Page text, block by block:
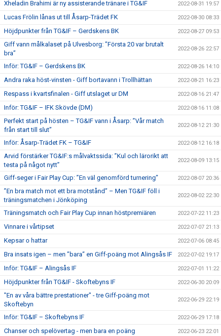
Xheladin Brahimi är ny assisterande tränare i TG&IF 2022-08-31 19:57
Lucas Frölin lånas ut till Åsarp-Trädet FK 2022-08-30 08:33
Höjdpunkter från TG&IF – Gerdskens BK 2022-08-27 09:53
Giff vann målkalaset på Ulvesborg: ”Första 20 var brutalt
bra”
2022-08-26 22:57
Inför: TG&IF – Gerdskens BK 2022-08-26 14:10
Andra raka höst-vinsten - Giff bortavann i Trollhättan 2022-08-21 16:23
Respass i kvartsfinalen - Giff utslaget ur DM 2022-08-16 21:47
Inför: TG&IF – IFK Skövde (DM) 2022-08-16 11:08
Perfekt start på hösten – TG&IF vann i Åsarp: ”Vår match
från start till slut”
2022-08-12 21:30
Inför: Åsarp-Trädet FK – TG&IF 2022-08-12 16:18
Arvid förstärker TG&IF:s målvaktssida: ”Kul och lärorikt att
testa på något nytt”
2022-08-09 13:15
Giff-seger i Fair Play Cup: ”En väl genomförd turnering” 2022-08-07 20:36
”En bra match mot ett bra motstånd” – Men TG&IF föll i
träningsmatchen i Jönköping
2022-08-02 22:30
Träningsmatch och Fair Play Cup innan höstpremiären 2022-07-22 11:23
Vinnare i vårtipset 2022-07-07 21:13
Kepsar o hattar 2022-07-06 08:45
Bra insats igen – men ”bara” en Giff-poäng mot Alingsås IF 2022-07-02 19:17
Inför: TG&IF – Alingsås IF 2022-07-01 11:22
Höjdpunkter från TG&IF - Skoftebyns IF 2022-06-30 20:09
"En av våra bättre prestationer" - tre Giff-poäng mot
Skoftebyn
2022-06-29 22:19
Inför: TG&IF – Skoftebyns IF 2022-06-29 17:18
Chanser och spelövertag - men bara en poäng 2022-06-23 22:01